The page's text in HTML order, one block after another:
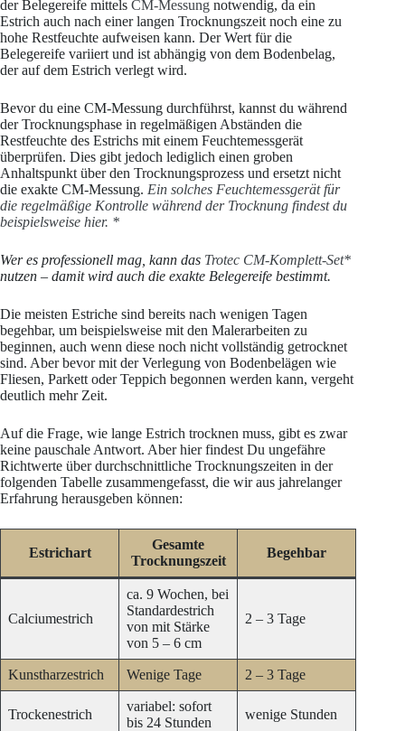
der Belegereife mittels CM-Messung notwendig, da ein
Estrich auch nach einer langen Trocknungszeit noch eine zu
hohe Restfeuchte aufweisen kann. Der Wert für die
Belegereife variiert und ist abhängig von dem Bodenbelag,
der auf dem Estrich verlegt wird.
Bevor du eine CM-Messung durchführst, kannst du während
der Trocknungsphase in regelmäßigen Abständen die
Restfeuchte des Estrichs mit einem Feuchtemessgerät
überprüfen. Dies gibt jedoch lediglich einen groben
Anhaltspunkt über den Trocknungsprozess und ersetzt nicht
die exakte CM-Messung. Ein solches Feuchtemessgerät für
die regelmäßige Kontrolle während der Trocknung findest du
beispielsweise hier. *
Wer es professionell mag, kann das Trotec CM-Komplett-Set*
nutzen – damit wird auch die exakte Belegereife bestimmt.
Die meisten Estriche sind bereits nach wenigen Tagen
begehbar, um beispielsweise mit den Malerarbeiten zu
beginnen, auch wenn diese noch nicht vollständig getrocknet
sind. Aber bevor mit der Verlegung von Bodenbelägen wie
Fliesen, Parkett oder Teppich begonnen werden kann, vergeht
deutlich mehr Zeit.
Auf die Frage, wie lange Estrich trocknen muss, gibt es zwar
keine pauschale Antwort. Aber hier findest Du ungefähre
Richtwerte über durchschnittliche Trocknungszeiten in der
folgenden Tabelle zusammengefasst, die wir aus jahrelanger
Erfahrung herausgeben können:
Estrichart
Gesamte
Trocknungszeit
Begehbar
Calciumestrich
ca. 9 Wochen, bei
Standardestrich
von mit Stärke
von 5 – 6 cm
2 – 3 Tage
Kunstharzestrich Wenige Tage 2 – 3 Tage
Trockenestrich
variabel: sofort
bis 24 Stunden
wenige Stunden